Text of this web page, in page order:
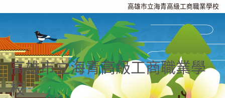
高雄市立海青高級工商職業學校
高雄市立海青高級工商職業學
校